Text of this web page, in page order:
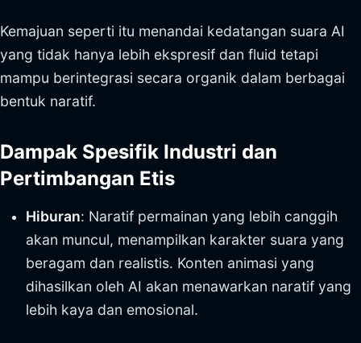
Kemajuan seperti itu menandai kedatangan suara AI
yang tidak hanya lebih ekspresif dan fluid tetapi
mampu berintegrasi secara organik dalam berbagai
bentuk naratif.
Dampak Spesifik Industri dan
Pertimbangan Etis
Hiburan: Naratif permainan yang lebih canggih
akan muncul, menampilkan karakter suara yang
beragam dan realistis. Konten animasi yang
dihasilkan oleh AI akan menawarkan naratif yang
lebih kaya dan emosional.